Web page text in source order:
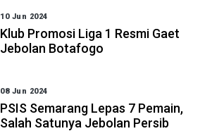
10 Jun 2024
Klub Promosi Liga 1 Resmi Gaet
Jebolan Botafogo
08 Jun 2024
PSIS Semarang Lepas 7 Pemain,
Salah Satunya Jebolan Persib